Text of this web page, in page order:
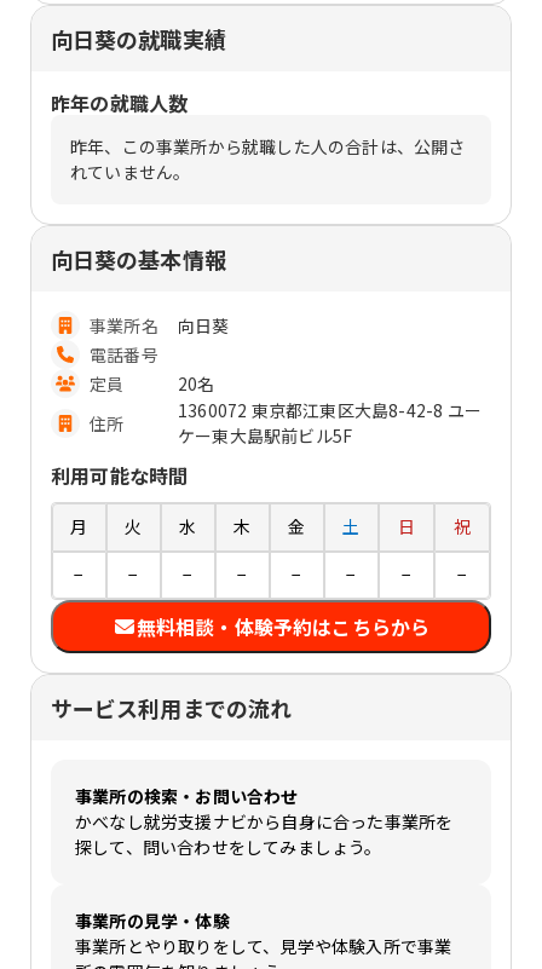
向日葵の就職実績
昨年の就職人数
昨年、この事業所から就職した人の合計は、公開さ
れていません。
向日葵の基本情報
事業所名
向日葵
電話番号
定員
20名
住所
1360072 東京都江東区大島8-42-8 ユー
ケー東大島駅前ビル5F
利用可能な時間
月 火 水 木 金 土 日
祝
−
− − − − − − −
無料相談・体験予約はこちらから
サービス利用までの流れ
事業所の検索・お問い合わせ
かべなし就労支援ナビから自身に合った事業所を
探して、問い合わせをしてみましょう。
事業所の見学・体験
事業所とやり取りをして、見学や体験入所で事業